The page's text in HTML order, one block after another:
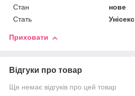
Стан
нове
Стать
Унісекс
Приховати
Відгуки про товар
Ще немає відгуків про цей товар